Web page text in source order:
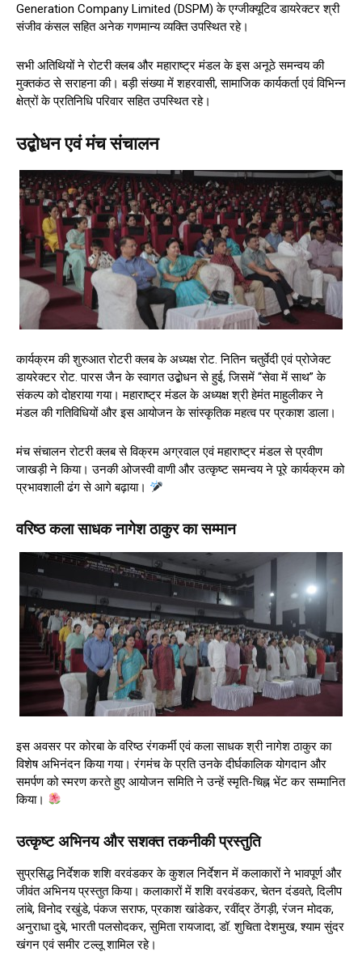
Generation Company Limited (DSPM) के एग्जीक्यूटिव डायरेक्टर श्री
संजीव कंसल सहित अनेक गणमान्य व्यक्ति उपस्थित रहे।
सभी अतिथियों ने रोटरी क्लब और महाराष्ट्र मंडल के इस अनूठे समन्वय की
मुक्तकंठ से सराहना की। बड़ी संख्या में शहरवासी, सामाजिक कार्यकर्ता एवं विभिन्न
क्षेत्रों के प्रतिनिधि परिवार सहित उपस्थित रहे।
उद्बोधन एवं मंच संचालन
कार्यक्रम की शुरुआत रोटरी क्लब के अध्यक्ष रोट. नितिन चतुर्वेदी एवं प्रोजेक्ट
डायरेक्टर रोट. पारस जैन के स्वागत उद्बोधन से हुई, जिसमें “सेवा में साथ” के
संकल्प को दोहराया गया। महाराष्ट्र मंडल के अध्यक्ष श्री हेमंत माहुलीकर ने
मंडल की गतिविधियों और इस आयोजन के सांस्कृतिक महत्व पर प्रकाश डाला।
मंच संचालन रोटरी क्लब से विक्रम अग्रवाल एवं महाराष्ट्र मंडल से प्रवीण
जाखड़ी ने किया। उनकी ओजस्वी वाणी और उत्कृष्ट समन्वय ने पूरे कार्यक्रम को
प्रभावशाली ढंग से आगे बढ़ाया।
वरिष्ठ कला साधक नागेश ठाकुर का सम्मान
इस अवसर पर कोरबा के वरिष्ठ रंगकर्मी एवं कला साधक श्री नागेश ठाकुर का
विशेष अभिनंदन किया गया। रंगमंच के प्रति उनके दीर्घकालिक योगदान और
समर्पण को स्मरण करते हुए आयोजन समिति ने उन्हें स्मृति-चिह्न भेंट कर सम्मानित
किया।
उत्कृष्ट अभिनय और सशक्त तकनीकी प्रस्तुति
सुप्रसिद्ध निर्देशक शशि वरवंडकर के कुशल निर्देशन में कलाकारों ने भावपूर्ण और
जीवंत अभिनय प्रस्तुत किया। कलाकारों में शशि वरवंडकर, चेतन दंडवते, दिलीप
लांबे, विनोद रखुंडे, पंकज सराफ, प्रकाश खांडेकर, रवींद्र ठेंगड़ी, रंजन मोदक,
अनुराधा दुबे, भारती पलसोदकर, सुमिता रायजादा, डॉ. शुचिता देशमुख, श्याम सुंदर
खंगन एवं समीर टल्लू शामिल रहे।